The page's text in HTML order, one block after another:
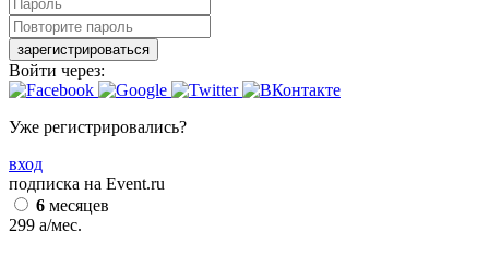
зарегистрироваться
Войти через:
Уже регистрировались?
вход
подписка на Event.ru
6 месяцев
299 a/мес.